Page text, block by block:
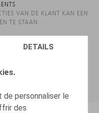
DETAILS
personnaliser le
des
VAN DE KLANT KAN EEN
TE STAAN
van de
duur